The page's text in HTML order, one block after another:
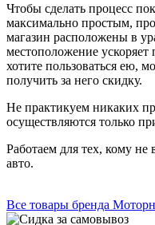
Чтобы сделать процесс
максимально простым,
магазин расположены в
местоположение
хотите пользоваться ею,
получить за него скидку.
Не практикуем никаких
осуществляются только
Работаем для тех, кому не
авто.
Все товары бренда